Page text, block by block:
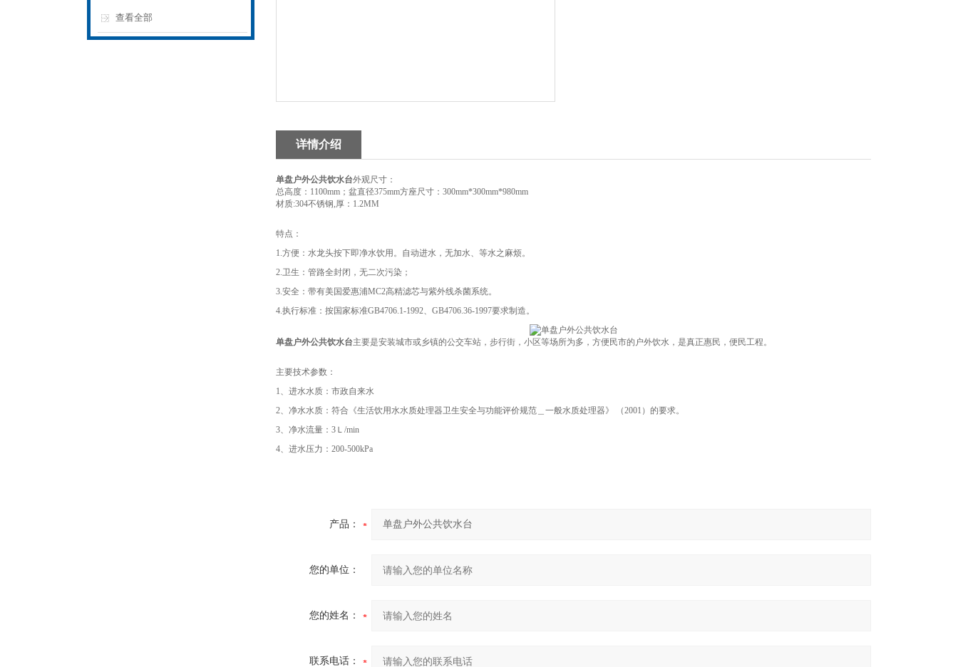
查看全部
详情介绍
单盘户外公共饮水台外观尺寸：
总高度：1100mm；盆直径375mm方座尺寸：300mm*300mm*980mm
材质:304不锈钢,厚：1.2MM
特点：
1.方便：水龙头按下即净水饮用。自动进水，无加水、等水之麻烦。
2.卫生：管路全封闭，无二次污染；
3.安全：带有美国爱惠浦MC2高精滤芯与紫外线杀菌系统。
4.执行标准：按国家标准GB4706.1-1992、GB4706.36-1997要求制造。
单盘户外公共饮水台主要是安装城市或乡镇的公交车站，步行街，小区等场所为多，方便民市的户外饮水，是真正惠民，便民工程。
主要技术参数：
1、进水水质：市政自来水
2、净水水质：符合《生活饮用水水质处理器卫生安全与功能评价规范＿一般水质处理器》 （2001）的要求。
3、净水流量：3Ｌ/min
4、进水压力：200-500kPa
产品：
您的单位：
您的姓名：
联系电话：